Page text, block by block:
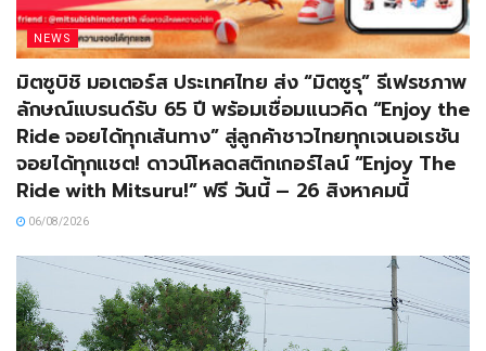
NEWS
มิตซูบิชิ มอเตอร์ส ประเทศไทย ส่ง “มิตซูรุ” รีเฟรชภาพ
ลักษณ์แบรนด์รับ 65 ปี พร้อมเชื่อมแนวคิด “Enjoy the
Ride จอยได้ทุกเส้นทาง” สู่ลูกค้าชาวไทยทุกเจเนอเรชัน
จอยได้ทุกแชต! ดาวน์โหลดสติกเกอร์ไลน์ “Enjoy The
Ride with Mitsuru!” ฟรี วันนี้ – 26 สิงหาคมนี้
06/08/2026